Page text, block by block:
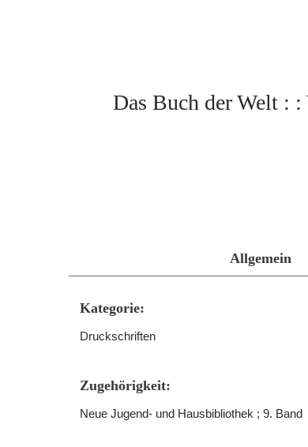
Das Buch der Welt : :
Allgemein
Kategorie:
Druckschriften
Zugehörigkeit:
Neue Jugend- und Hausbibliothek ; 9. Band